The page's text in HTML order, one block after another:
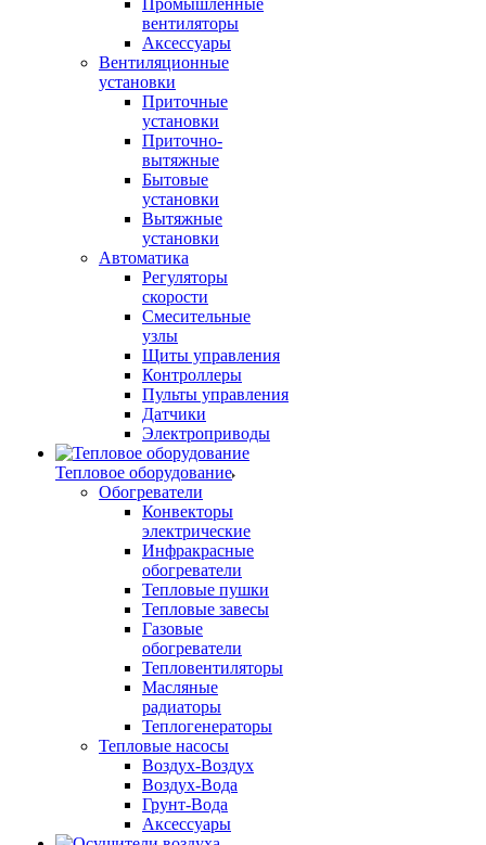
Промышленные
вентиляторы
Аксессуары
Вентиляционные
установки
Приточные
установки
Приточно-
вытяжные
Бытовые
установки
Вытяжные
установки
Автоматика
Регуляторы
скорости
Смесительные
узлы
Щиты управления
Контроллеры
Пульты управления
Датчики
Электроприводы
Тепловое оборудование
Обогреватели
Конвекторы
электрические
Инфракрасные
обогреватели
Тепловые пушки
Тепловые завесы
Газовые
обогреватели
Тепловентиляторы
Масляные
радиаторы
Теплогенераторы
Тепловые насосы
Воздух-Воздух
Воздух-Вода
Грунт-Вода
Аксессуары